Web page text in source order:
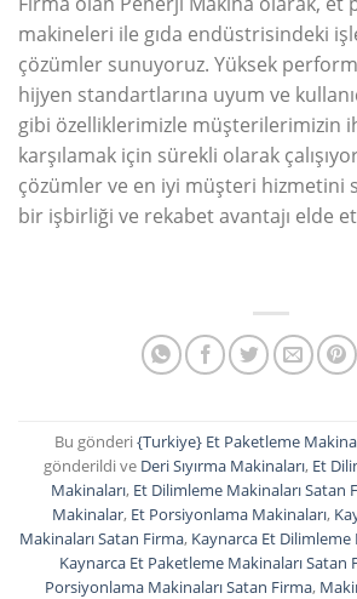
makineleri ile gıda endüstrisindeki
çözümler sunuyoruz. Yüksek
hijyen standartlarına uyum ve
gibi özelliklerimizle müşterilerimizin
karşılamak için sürekli olarak
çözümler ve en iyi müşteri hizmetini
bir işbirliği ve rekabet avantajı elde
Bu gönderi{Turkiye} Et Paketleme
gönderildi ve Deri Sıyırma Makinaları, Et
Makinaları, Et Dilimleme Makinaları Satan
Makinalar, Et Porsiyonlama Makinaları,
Makinaları Satan Firma, Kaynarca Et Dilimleme
Kaynarca Et Paketleme Makinaları Satan
Porsiyonlama Makinaları Satan Firma,